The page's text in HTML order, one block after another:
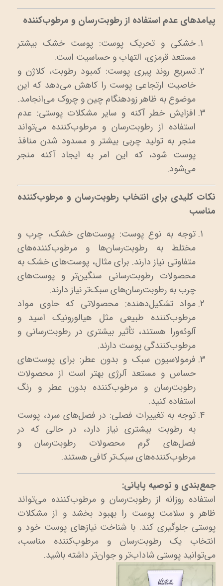
پیامدهای عدم استفاده از رطوبت‌رسان و مرطوب‌کننده
خشکی و تحریک پوست: پوست خشک بیشتر
مستعد قرمزی، التهاب و حساسیت است.
تسریع روند پیری پوست: کمبود رطوبت، کلاژن و
خاصیت ارتجاعی پوست را کاهش می‌دهد که این
موضوع به ظاهر زودهنگام چین و چروک می‌انجامد.
افزایش خطر آکنه و سایر مشکلات پوستی: عدم
استفاده از رطوبت‌رسان و مرطوب‌کننده می‌تواند
منجر به تولید چربی بیشتر و مسدود شدن منافذ
پوست شود، که این امر به ایجاد آکنه منجر
می‌شود.
نکات کلیدی برای انتخاب رطوبت‌رسان و مرطوب‌کننده
مناسب
توجه به نوع پوست: پوست‌های خشک، چرب و
مختلط به رطوبت‌رسان‌ها و مرطوب‌کننده‌های
متفاوتی نیاز دارند. برای مثال، پوست‌های خشک به
محصولات رطوبت‌رسانی سنگین‌تر و پوست‌های
چرب به رطوبت‌رسان‌های سبک‌تر نیاز دارند.
مواد تشکیل‌دهنده: محصولاتی که حاوی مواد
مرطوب‌کننده طبیعی مثل هیالورونیک اسید و
آلوئه‌ورا هستند، تأثیر بیشتری در رطوبت‌رسانی و
مرطوب‌کنندگی پوست دارند.
فرمولاسیون سبک و بدون عطر: برای پوست‌های
حساس و مستعد آلرژی بهتر است از محصولات
رطوبت‌رسان و مرطوب‌کننده بدون عطر و رنگ
استفاده کنید.
توجه به تغییرات فصلی: در فصل‌های سرد، پوست
به رطوبت بیشتری نیاز دارد، در حالی که در
فصل‌های گرم محصولات رطوبت‌رسان و
مرطوب‌کننده‌های سبک‌تر کافی هستند.
جمع‌بندی و توصیه پایانی:
استفاده روزانه از رطوبت‌رسان و مرطوب‌کننده می‌تواند
ظاهر و سلامت پوست را بهبود بخشد و از مشکلات
پوستی جلوگیری کند. با شناخت نیازهای پوست خود و
انتخاب یک رطوبت‌رسان و مرطوب‌کننده مناسب،
می‌توانید پوستی شاداب‌تر و جوان‌تر داشته باشید.